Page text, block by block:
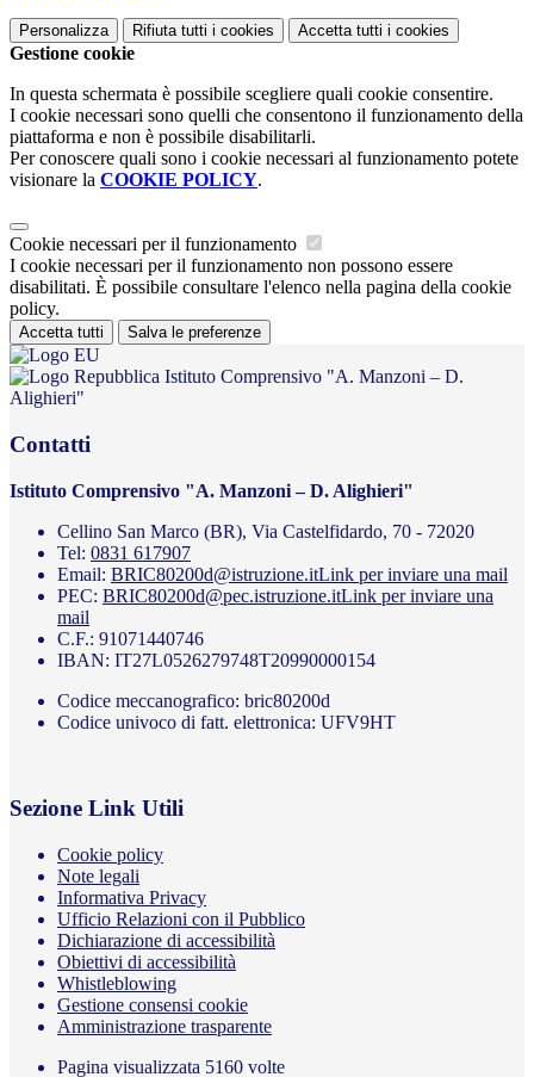
Personalizza Rifiuta tutti i cookies Accetta tutti i cookies
Gestione cookie
In questa schermata è possibile scegliere quali cookie consentire.
I cookie necessari sono quelli che consentono il funzionamento della
piattaforma e non è possibile disabilitarli.
Per conoscere quali sono i cookie necessari al funzionamento potete
visionare la COOKIE POLICY.
Cookie necessari per il funzionamento
I cookie necessari per il funzionamento non possono essere
disabilitati. È possibile consultare l'elenco nella pagina della cookie
policy.
Accetta tutti Salva le preferenze
Istituto Comprensivo "A. Manzoni – D.
Alighieri"
Contatti
Istituto Comprensivo "A. Manzoni – D. Alighieri"
Cellino San Marco (BR), Via Castelfidardo, 70 - 72020
Tel: 0831 617907
Email: BRIC80200d@istruzione.itLink per inviare una mail
PEC: BRIC80200d@pec.istruzione.itLink per inviare una
mail
C.F.: 91071440746
IBAN: IT27L0526279748T20990000154
Codice meccanografico: bric80200d
Codice univoco di fatt. elettronica: UFV9HT
Sezione Link Utili
Cookie policy
Note legali
Informativa Privacy
Ufficio Relazioni con il Pubblico
Dichiarazione di accessibilità
Obiettivi di accessibilità
Whistleblowing
Gestione consensi cookie
Amministrazione trasparente
Pagina visualizzata 5160 volte